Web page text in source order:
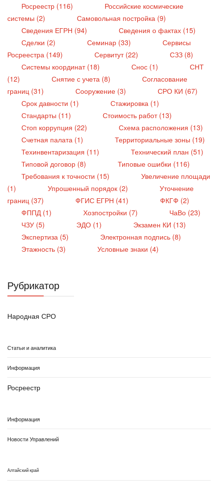
Росреестр (116)
Российские космические
системы (2)
Самовольная постройка (9)
Сведения ЕГРН (94)
Сведения о фактах (15)
Сделки (2)
Семинар (33)
Сервисы
Росреестра (149)
Сервитут (22)
СЗЗ (8)
Системы координат (18)
Снос (1)
СНТ
(12)
Снятие с учета (8)
Согласование
границ (31)
Сооружение (3)
СРО КИ (67)
Срок давности (1)
Стажировка (1)
Стандарты (11)
Стоимость работ (13)
Стоп коррупция (22)
Схема расположения (13)
Счетная палата (1)
Территориальные зоны (19)
Техинвентаризация (11)
Технический план (51)
Типовой договор (8)
Типовые ошибки (116)
Требования к точности (15)
Увеличение площади
(1)
Упрошенный порядок (2)
Уточнение
границ (37)
ФГИС ЕГРН (41)
ФКГФ (2)
ФППД (1)
Хозпостройки (7)
ЧаВо (23)
ЧЗУ (5)
ЭДО (1)
Экзамен КИ (13)
Экспертиза (5)
Электронная подпись (8)
Этажность (3)
Условные знаки (4)
Рубрикатор
Народная СРО
Статьи и аналитика
Информация
Росреестр
Информация
Новости Управлений
Алтайский край